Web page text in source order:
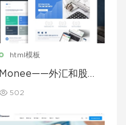
html模板
Monee——外汇和股票
502